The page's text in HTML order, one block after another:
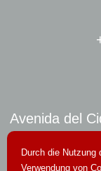
Avenida del
Durch die
Verwendung von